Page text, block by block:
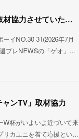
週プレNEWS 取材協力させていただきました
イNO.30-31(2026年7月
プレNEWSの「ゲオ」…
ンTV」取材協力
W杯がいよいよ近づいて来
リカユニを着て応援とい…